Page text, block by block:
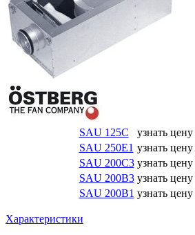
SAU 125C узнать цену
SAU 250E1 узнать цену
SAU 200С3 узнать цену
SAU 200B3 узнать цену
SAU 200B1 узнать цену
Характеристики